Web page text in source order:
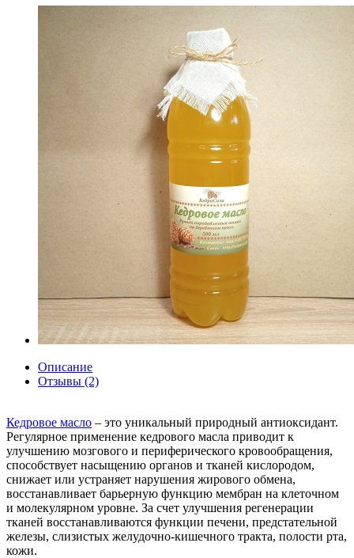
Описание
Отзывы (2)
Кедровое масло – это уникальный природный антиоксидант.
Регулярное применение кедрового масла приводит к
улучшению мозгового и периферического кровообращения,
способствует насыщению органов и тканей кислородом,
снижает или устраняет нарушения жирового обмена,
восстанавливает барьерную функцию мембран на клеточном
и молекулярном уровне. За счет улучшения регенерации
тканей восстанавливаются функции печени, предстательной
железы, слизистых желудочно-кишечного тракта, полости рта,
кожи.